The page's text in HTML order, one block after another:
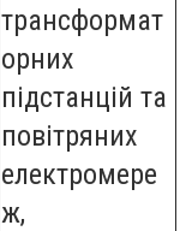
трансформат
орних
підстанцій та
повітряних
електромере
ж,